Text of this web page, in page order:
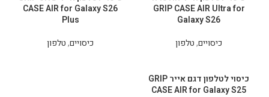
GRIP CASE AIR Ultra for
Galaxy S26
כיסויים,טלפון
CASE AIR for Galaxy S26
Plus
כיסויים,טלפון
כיסוי לטלפון דגם אייר GRIP
CASE AIR for Galaxy S25